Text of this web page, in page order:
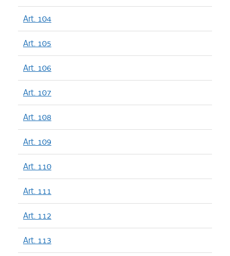
Art. 104
Art. 105
Art. 106
Art. 107
Art. 108
Art. 109
Art. 110
Art. 111
Art. 112
Art. 113